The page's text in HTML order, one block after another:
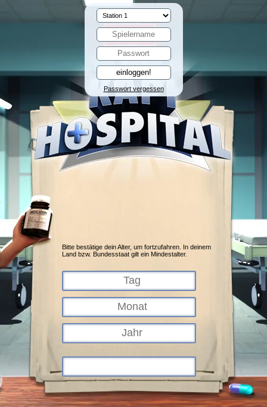
Passwort vergessen
Bitte bestätige dein Alter, um fortzufahren. In deinem
Land bzw. Bundesstaat gilt ein Mindestalter.